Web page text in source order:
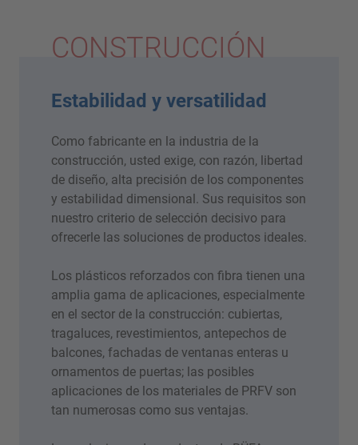
CONSTRUCCIÓN
Estabilidad y versatilidad
Como fabricante en la industria de la
construcción, usted exige, con razón, libertad
de diseño, alta precisión de los componentes
y estabilidad dimensional. Sus requisitos son
nuestro criterio de selección decisivo para
ofrecerle las soluciones de productos ideales.
Los plásticos reforzados con fibra tienen una
amplia gama de aplicaciones, especialmente
en el sector de la construcción: cubiertas,
tragaluces, revestimientos, antepechos de
balcones, fachadas de ventanas enteras u
ornamentos de puertas; las posibles
aplicaciones de los materiales de PRFV son
tan numerosas como sus ventajas.